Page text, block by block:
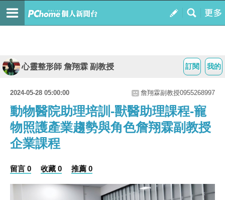
我的
訂閱
心靈整形師 詹翔霖 副教授
2024-05-28 05:00:00 詹翔霖副教授0955268997
動物醫院助理培訓-獸醫助理課程-寵
物照護產業趨勢與角色詹翔霖副教授
企業課程
留言 0 收藏 0 推薦 0